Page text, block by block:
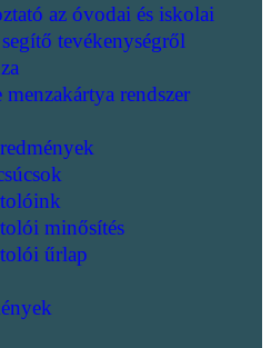
az óvodai és iskolai
tevékenységről
rendszer
minősítés
űrlap